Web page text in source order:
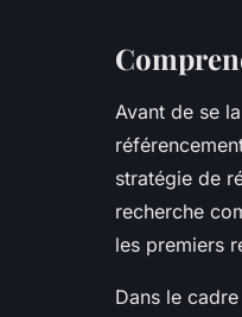
Avant de se
stratégie de
recherche
les premiers
Dans le